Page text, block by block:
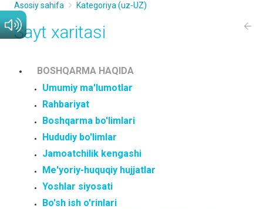
Asosiy sahifa Kategoriya (uz-UZ)
Sayt xaritasi
BOSHQARMA HAQIDA
Umumiy ma'lumotlar
Rahbariyat
Boshqarma bo'limlari
Hududiy bo'limlar
Jamoatchilik kengashi
Me'yoriy-huquqiy hujjatlar
Yoshlar siyosati
Bo'sh ish o'rinlari